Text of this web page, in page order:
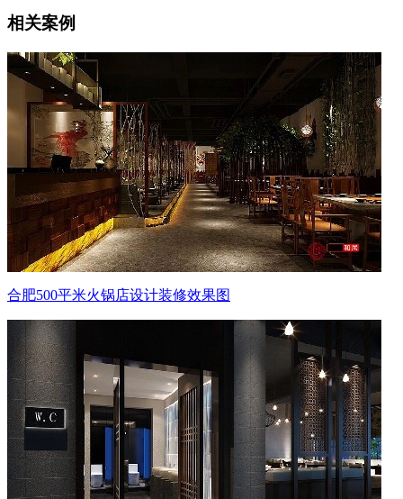
相关案例
合肥500平米火锅店设计装修效果图